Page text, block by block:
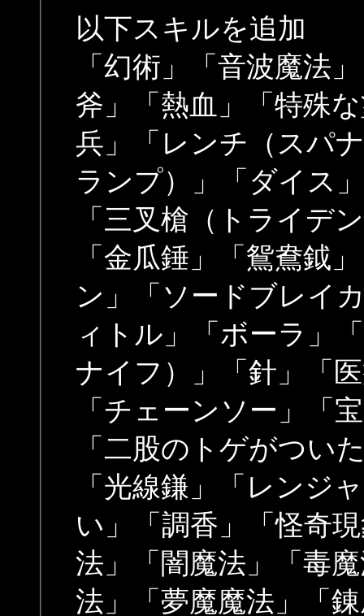
以下スキルを追加
「幻術」「音波魔法
斧」「熱血」「特殊
兵」「レンチ（スパ
ランプ）」「ダイス
「三叉槍（トライデ
「金瓜錘」「鴛鴦鉞
ン」「ソードブレイ
ィトル」「ボーラ」
ナイフ）」「針」「
「チェーンソー」「
「二股のトゲがつい
「光線鎌」「レンジ
い」「調香」「怪奇
法」「闇魔法」「毒
法」「夢魔魔法」「